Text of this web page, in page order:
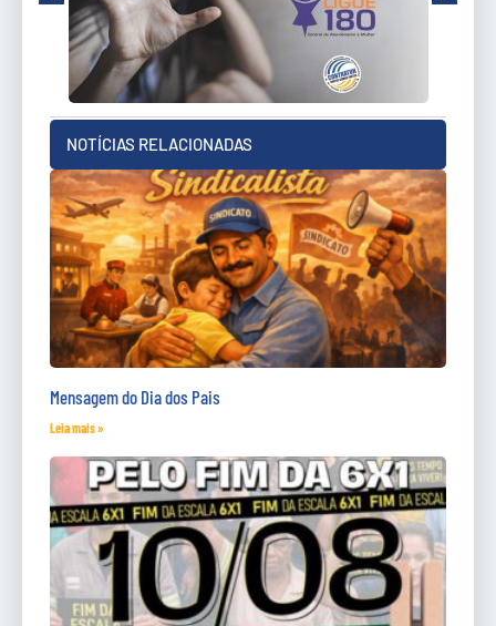
NOTÍCIAS RELACIONADAS
Mensagem do Dia dos Pais
Leia mais »